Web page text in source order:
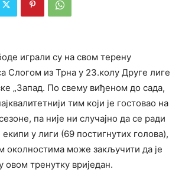
играли су на свом терену
Слогом из Трна у 23.колу Друге лиге
„Запад. По свему виђеном до сада,
тим који је гостовао на
па није ни случајно да се ради
екипи у лиги (69 постигнутих голова),
околностима може закључити да је
овом тренутку вриједан.